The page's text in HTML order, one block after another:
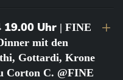
19.00 Uhr | FINE
mit den
Gottardi, Krone
Corton C. @FINE